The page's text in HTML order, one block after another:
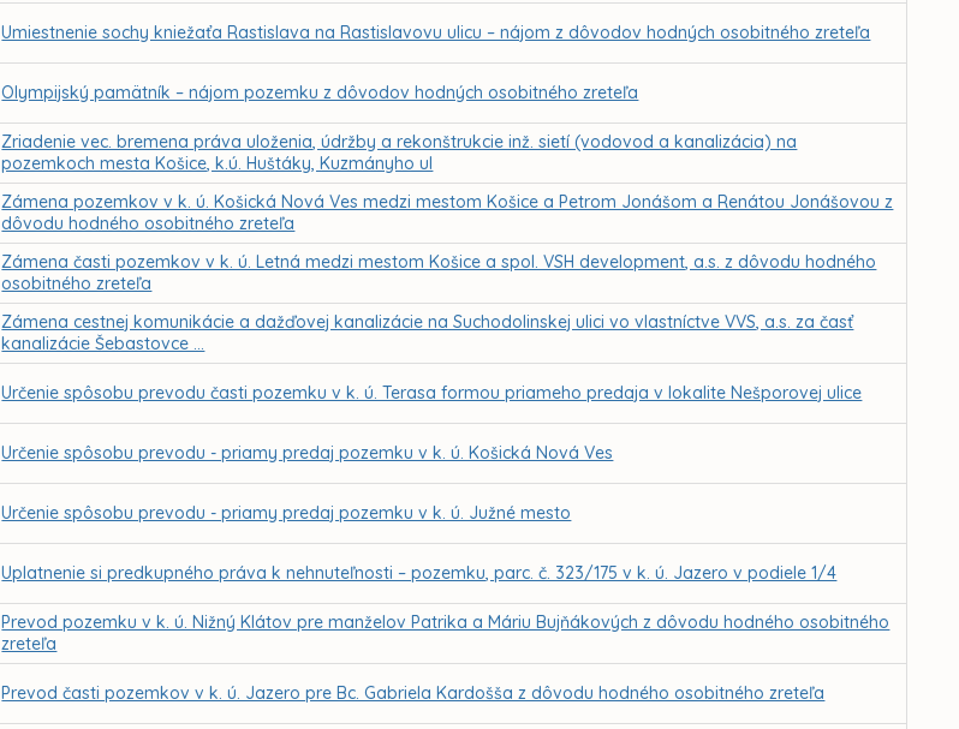
Umiestnenie sochy kniežaťa Rastislava na Rastislavovu ulicu – nájom z dôvodov hodných osobitného zreteľa
Olympijský pamätník – nájom pozemku z dôvodov hodných osobitného zreteľa
Zriadenie vec. bremena práva uloženia, údržby a rekonštrukcie inž. sietí (vodovod a kanalizácia) na
pozemkoch mesta Košice, k.ú. Huštáky, Kuzmányho ul
Zámena pozemkov v k. ú. Košická Nová Ves medzi mestom Košice a Petrom Jonášom a Renátou Jonášovou z
dôvodu hodného osobitného zreteľa
Zámena časti pozemkov v k. ú. Letná medzi mestom Košice a spol. VSH development, a.s. z dôvodu hodného
osobitného zreteľa
Zámena cestnej komunikácie a dažďovej kanalizácie na Suchodolinskej ulici vo vlastníctve VVS, a.s. za časť
kanalizácie Šebastovce ...
Určenie spôsobu prevodu časti pozemku v k. ú. Terasa formou priameho predaja v lokalite Nešporovej ulice
Určenie spôsobu prevodu - priamy predaj pozemku v k. ú. Košická Nová Ves
Určenie spôsobu prevodu - priamy predaj pozemku v k. ú. Južné mesto
Uplatnenie si predkupného práva k nehnuteľnosti – pozemku, parc. č. 323/175 v k. ú. Jazero v podiele 1/4
Prevod pozemku v k. ú. Nižný Klátov pre manželov Patrika a Máriu Bujňákových z dôvodu hodného osobitného
zreteľa
Prevod časti pozemkov v k. ú. Jazero pre Bc. Gabriela Kardošša z dôvodu hodného osobitného zreteľa